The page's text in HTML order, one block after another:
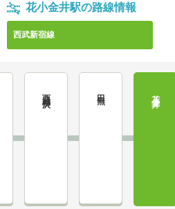
花小金井駅の路線情報
西武新宿線